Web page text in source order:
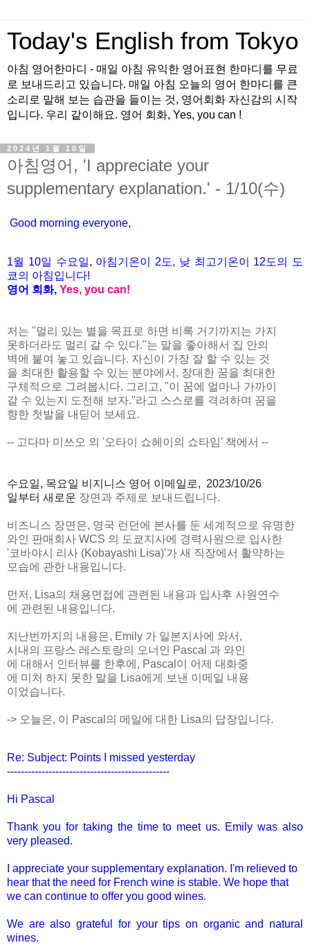
Today's English from Tokyo
아침 영어한마디 - 매일 아침 유익한 영어표현 한마디를 무료
로 보내드리고 있습니다. 매일 아침 오늘의 영어 한마디를 큰
소리로 말해 보는 습관을 들이는 것, 영어회화 자신감의 시작
입니다. 우리 같이해요. 영어 회화, Yes, you can !
2024년 1월 10일
아침영어, 'I appreciate your
supplementary explanation.' - 1/10(수)
Good morning everyone,
1월 10일 수요일, 아침기온이 2도, 낮 최고기온이
12도의 도
쿄의 아침입니다!
영어 회화, Yes, you can!
저는 "멀리 있는 별을 목표로 하면 비록 거기까지는 가지
못하더라도 멀리 갈 수 있다."는 말을 좋아해서 집 안의
벽에 붙여 놓고 있습니다. 자신이 가장 잘 할 수 있는 것
을 최대한 활용할 수 있는 분야에서, 장대한 꿈을 최대한
구체적으로 그려봅시다. 그리고, "이 꿈에 얼마나 가까이
갈 수 있는지 도전해 보자."라고 스스로를 격려하며 꿈을
향한 첫발을 내딛어 보세요.
-- 고다마 미쓰오 의 '오타이 쇼헤이의 쇼타임' 책에서 --
수요일, 목요일 비지니스 영어 이메일로, 2023/10/26
일부터 새로운 장면과 주제로 보내드립니다.
비즈니스 장면은, 영국 런던에 본사를 둔 세계적으로 유명한
와인 판매회사 WCS 의 도쿄지사에 경력사원으로 입사한
'코바야시 리사 (Kobayashi Lisa)'가 새 직장에서 활약하는
모습에 관한 내용입니다.
먼저, Lisa의 채용면접에 관련된 내용과 입사후 사원연수
에 관련된 내용입니다.
지난번까지의 내용은, Emily 가 일본지사에 와서,
시내의 프랑스 레스토랑의 오너인 Pascal 과 와인
에 대해서 인터뷰를 한후에, Pascal이 어제 대화중
에 미처 하지 못한 말을 Lisa에게 보낸 이메일 내용
이었습니다.
-> 오늘은, 이 Pascal의 메일에 대한 Lisa의 답장입니다.
Re: Subject: Points I missed yesterday
-----------------------------------------------
Hi Pascal
Thank you for taking the time to meet us. Emily was also
very pleased.
I appreciate your supplementary explanation. I'm relieved to
hear that the need for French wine is stable. We hope that
we can continue to offer you good wines.
We are also grateful for your tips on organic and natural
wines.